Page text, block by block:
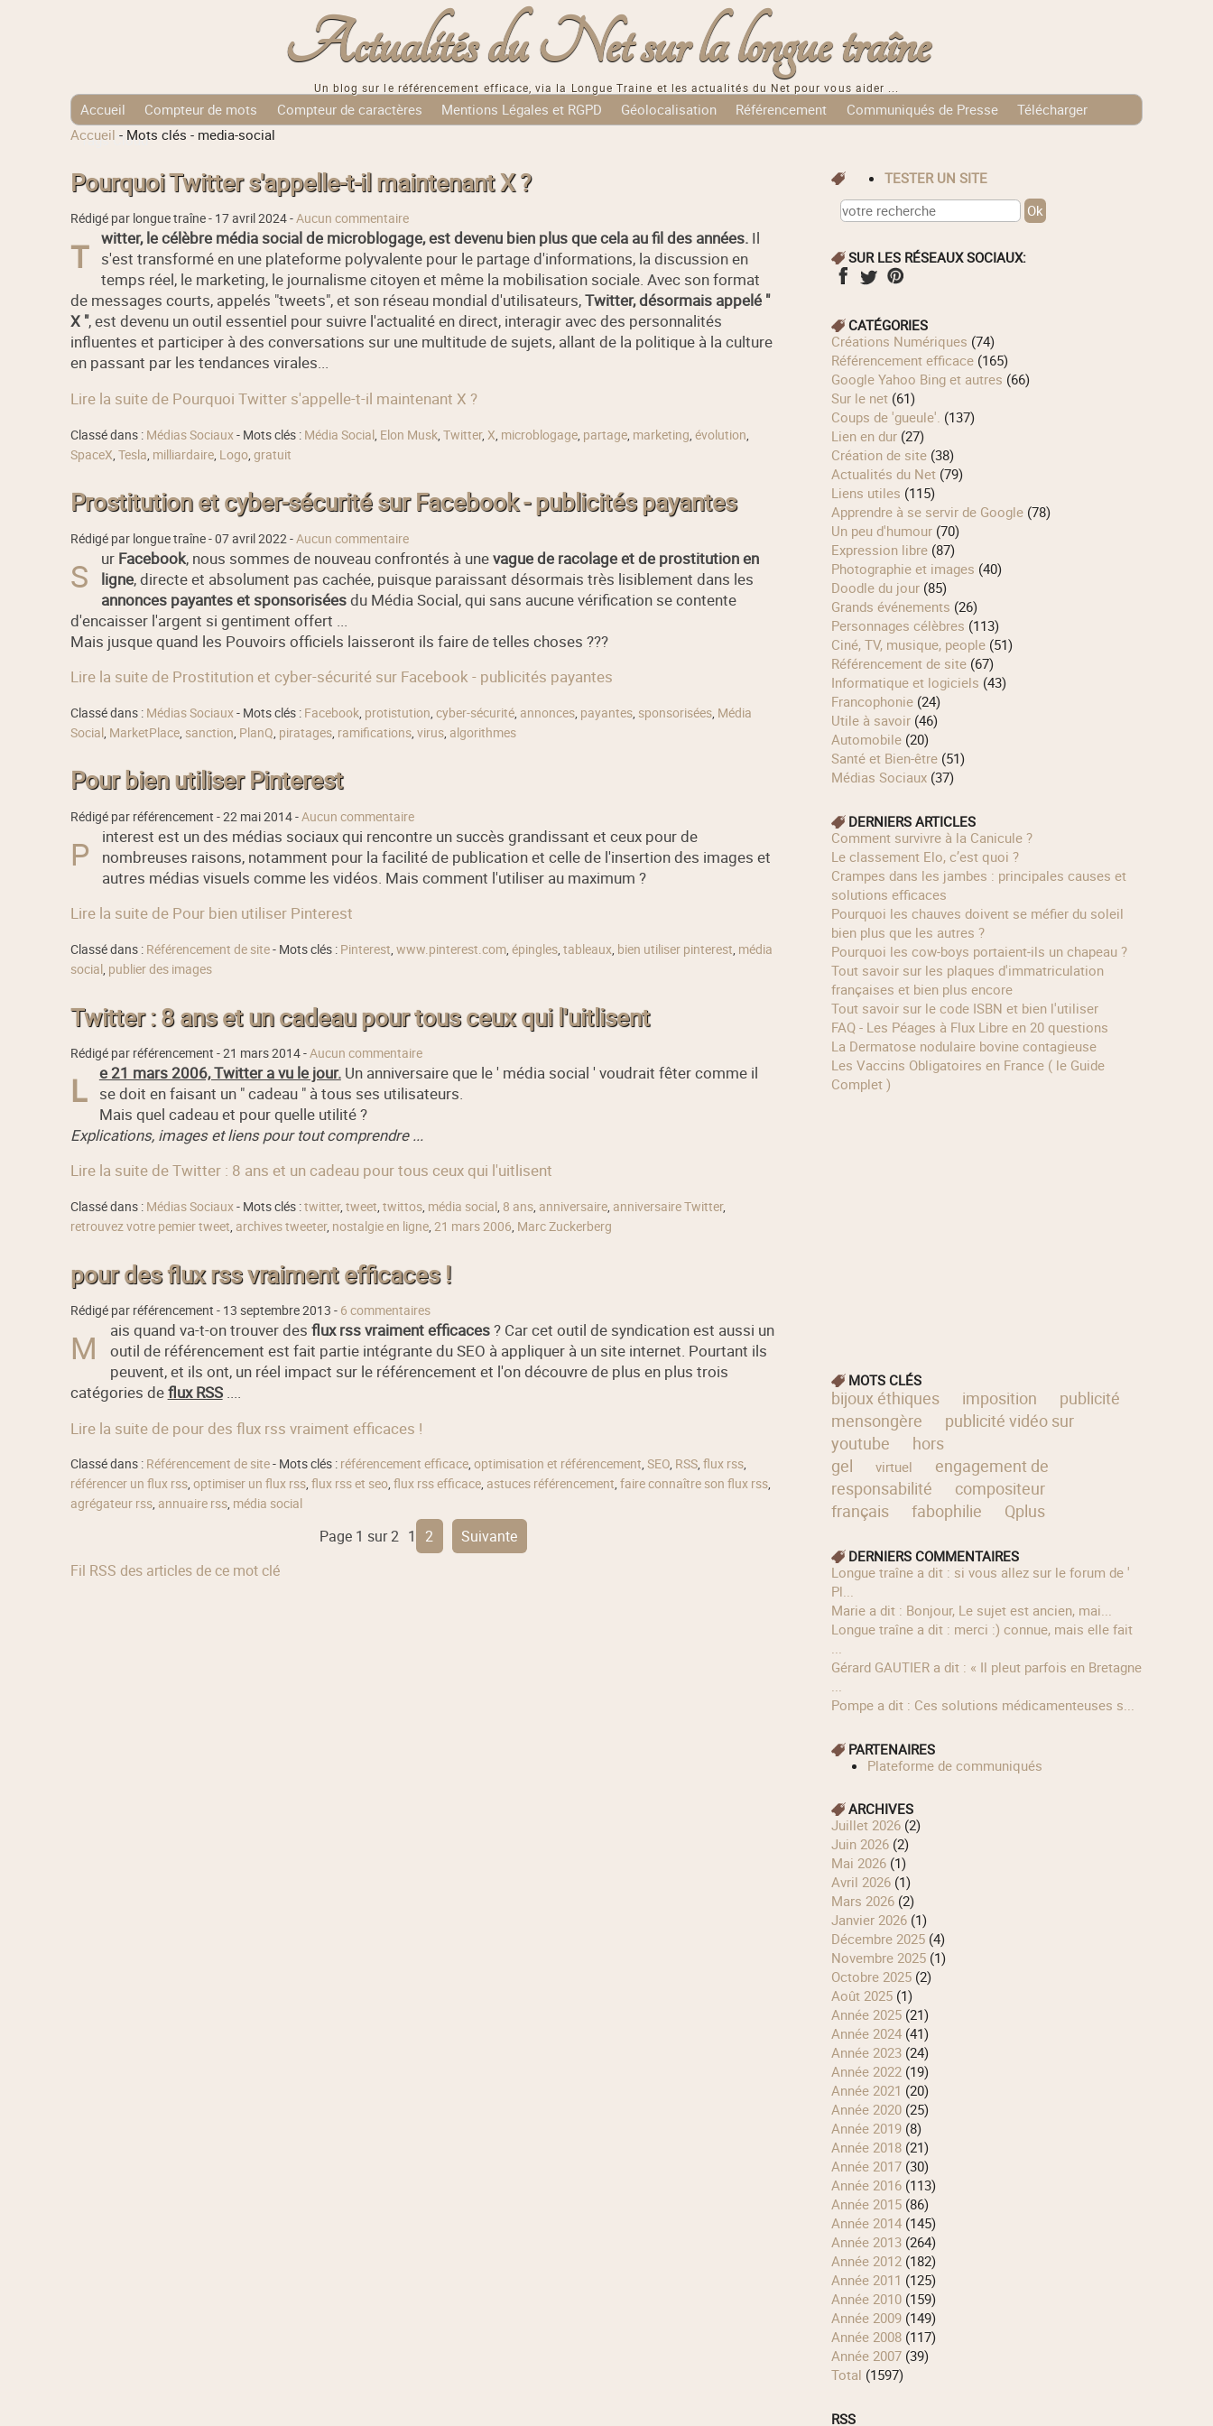
Actualités du Net sur la longue traîne
Un blog sur le référencement efficace, via la Longue Traine et les actualités du Net pour vous aider ...
Accueil Compteur de mots Compteur de caractères Mentions Légales et RGPD Géolocalisation Référencement Communiqués de Presse
Télécharger
Tags Cloud
Accueil - Mots clés - media-social
Pourquoi Twitter s'appelle-t-il maintenant X ?
Rédigé par longue traîne - 17 avril 2024-Aucun commentaire
T witter, le célèbre média social de microblogage, est devenu bien plus que cela au fil des années.Il
s'est transformé en une plateforme polyvalente pour le partage d'informations, la discussion en
temps réel, le marketing, le journalisme citoyen et même la mobilisation sociale. Avec son format
de messages courts, appelés "tweets", et son réseau mondial d'utilisateurs,Twitter, désormais appelé "
X ", est devenu un outil essentiel pour suivre l'actualité en direct, interagir avec des personnalités
influentes et participer à des conversations sur une multitude de sujets, allant de la politique à la culture
en passant par les tendances virales...
Lire la suite de Pourquoi Twitter s'appelle-t-il maintenant X ?
Classé dans : Médias Sociaux- Mots clés : Média Social, Elon Musk, Twitter, X, microblogage, partage, marketing, évolution,
SpaceX, Tesla, milliardaire, Logo, gratuit
Prostitution et cyber-sécurité sur Facebook - publicités payantes
Rédigé par longue traîne -07 avril 2022 -Aucun commentaire
S ur Facebook, nous sommes de nouveau confrontés à unevague de racolage et de prostitution en
ligne, directe et absolument pas cachée, puisque paraissant désormais très lisiblement dans les
annonces payantes et sponsoriséesdu Média Social, qui sans aucune vérification se contente
d'encaisser l'argent si gentiment offert ...
Mais jusque quand les Pouvoirs officiels laisseront ils faire de telles choses ???
Lire la suite de Prostitution et cyber-sécurité sur Facebook - publicités payantes
Classé dans : Médias Sociaux- Mots clés : Facebook, protistution, cyber-sécurité, annonces, payantes, sponsorisées, Média
Social, MarketPlace, sanction, PlanQ, piratages, ramifications, virus, algorithmes
Pour bien utiliser Pinterest
Rédigé par référencement -22 mai 2014-Aucun commentaire
P
interest est un des médias sociaux qui rencontre un succès grandissant et ceux pour de
nombreuses raisons, notamment pour la facilité de publication et celle de l'insertion des images et
autres médias visuels comme les vidéos. Mais comment l'utiliser au maximum ?
Lire la suite de Pour bien utiliser Pinterest
Classé dans : Référencement de site- Mots clés : Pinterest, www.pinterest.com, épingles, tableaux, bien utiliser pinterest, média
social, publier des images
Twitter : 8 ans et un cadeau pour tous ceux qui l'uitlisent
Rédigé par référencement -21 mars 2014-Aucun commentaire
L e 21 mars 2006, Twitter a vu le jour.Un anniversaire que le ' média social ' voudrait fêter comme il
se doit en faisant un " cadeau " à tous ses utilisateurs.
Mais quel cadeau et pour quelle utilité ?
Explications, images et liens pour tout comprendre ...
Lire la suite de Twitter : 8 ans et un cadeau pour tous ceux qui l'uitlisent
Classé dans : Médias Sociaux- Mots clés :twitter, tweet, twittos, média social, 8 ans, anniversaire, anniversaire Twitter,
retrouvez votre pemier tweet, archives tweeter, nostalgie en ligne, 21 mars 2006, Marc Zuckerberg
pour des flux rss vraiment efficaces !
Rédigé par référencement - 13 septembre 2013 - 6 commentaires
M ais quand va-t-on trouver des flux rss vraiment efficaces? Car cet outil de syndication est aussi un
outil de référencement est fait partie intégrante du SEO à appliquer à un site internet. Pourtant ils
peuvent, et ils ont, un réel impact sur le référencement et l'on découvre de plus en plus trois
catégories deflux RSS....
Lire la suite de pour des flux rss vraiment efficaces !
Classé dans : Référencement de site- Mots clés : référencement efficace, optimisation et référencement, SEO, RSS, flux rss,
référencer un flux rss, optimiser un flux rss, flux rss et seo, flux rss efficace, astuces référencement, faire connaître son flux rss,
agrégateur rss, annuaire rss, média social
Page 1 sur 2 1 2
suivante
Fil RSS des articles de ce mot clé
TESTER UN SITE
SUR LES RÉSEAUX SOCIAUX:
CATÉGORIES
Créations Numériques (74)
Référencement efficace(165)
Google Yahoo Bing et autres (66)
Sur le net(61)
Coups de 'gueule'. (137)
Lien en dur(27)
Création de site(38)
Actualités du Net(79)
Liens utiles (115)
Apprendre à se servir de Google(78)
Un peu d'humour(70)
Expression libre(87)
Photographie et images (40)
Doodle du jour(85)
Grands événements (26)
Personnages célèbres (113)
Ciné, TV, musique, people(51)
Référencement de site(67)
Informatique et logiciels (43)
Francophonie(24)
Utile à savoir(46)
Automobile(20)
Santé et Bien-être(51)
Médias Sociaux(37)
DERNIERS ARTICLES
Comment survivre à la Canicule ?
Le classement Elo, c’est quoi ?
Crampes dans les jambes : principales causes et
solutions efficaces
Pourquoi les chauves doivent se méfier du soleil
bien plus que les autres ?
Pourquoi les cow‑boys portaient‑ils un chapeau ?
Tout savoir sur les plaques d'immatriculation
françaises et bien plus encore
Tout savoir sur le code ISBN et bien l'utiliser
FAQ - Les Péages à Flux Libre en 20 questions
La Dermatose nodulaire bovine contagieuse
Les Vaccins Obligatoires en France ( le Guide
Complet )
MOTS CLÉS
bijoux éthiques imposition
publicité
mensongère
publicité vidéo sur
youtube
hors
gel
virtuel
engagement de
responsabilité
compositeur
français
fabophilie Qplus
DERNIERS COMMENTAIRES
longue traîne a dit : si vous allez sur le forum de '
Pl...
Marie a dit : Bonjour, Le sujet est ancien, mai...
longue traîne a dit : merci :) connue, mais elle fait
...
Gérard GAUTIER a dit : « Il pleut parfois en Bretagne
...
Pompe a dit : Ces solutions médicamenteuses s...
PARTENAIRES
Plateforme de communiqués
ARCHIVES
juillet 2026(2)
juin 2026(2)
mai 2026(1)
avril 2026(1)
mars 2026(2)
janvier 2026(1)
décembre 2025(4)
novembre 2025(1)
octobre 2025(2)
août 2025(1)
année 2025(21)
année 2024(41)
année 2023(24)
année 2022(19)
année 2021 (20)
année 2020(25)
année 2019(8)
année 2018(21)
année 2017(30)
année 2016(113)
année 2015(86)
année 2014(145)
année 2013(264)
année 2012(182)
année 2011 (125)
année 2010(159)
année 2009(149)
année 2008(117)
année 2007(39)
total (1597)
RSS